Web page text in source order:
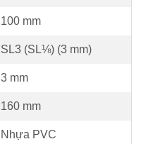
100 mm
SL3 (SL⅛) (3 mm)
3 mm
160 mm
Nhựa PVC